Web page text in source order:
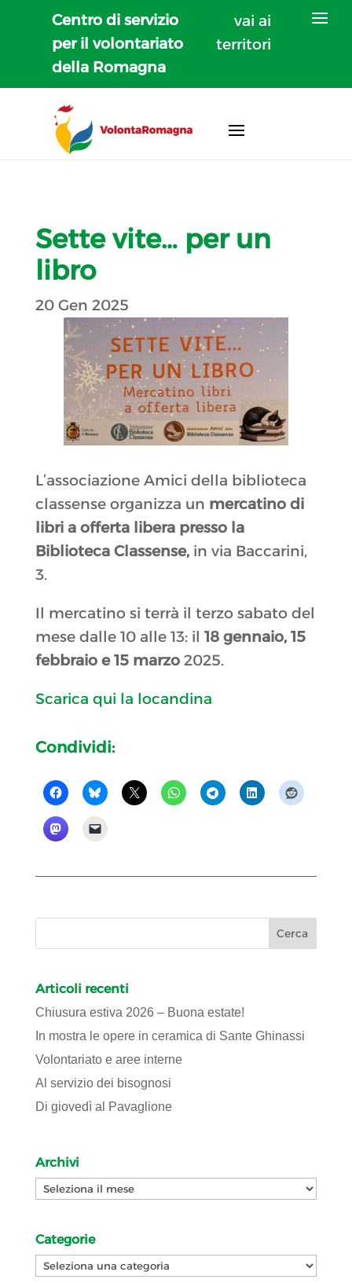
Centro di servizio
per il volontariato
della Romagna
vai ai
territori
Sette vite… per un
libro
20 Gen 2025
L’associazione Amici della biblioteca
classense organizza un mercatino di
libri a offerta libera presso la
Biblioteca Classense, in via Baccarini,
3.
Il mercatino si terrà il terzo sabato del
mese dalle 10 alle 13: il 18 gennaio, 15
febbraio e 15 marzo2025.
Scarica qui la locandina
Condividi:
Articoli recenti
Chiusura estiva 2026 – Buona estate!
In mostra le opere in ceramica di Sante Ghinassi
Volontariato e aree interne
Al servizio dei bisognosi
Di giovedì al Pavaglione
Archivi
Archivi
Categorie
Categorie